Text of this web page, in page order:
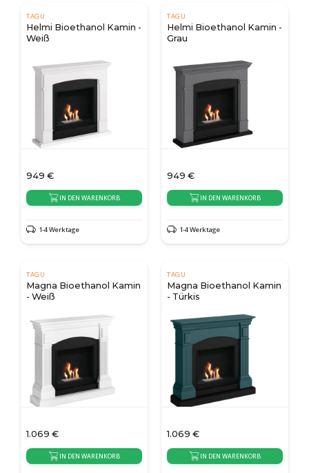
TAGU
Helmi Bioethanol Kamin -
Weiß
949 €
IN DEN WARENKORB
1-4 Werktage
TAGU
Helmi Bioethanol Kamin -
Grau
949 €
IN DEN WARENKORB
1-4 Werktage
TAGU
Magna Bioethanol Kamin
- Weiß
1.069 €
IN DEN WARENKORB
TAGU
Magna Bioethanol Kamin
- Türkis
1.069 €
IN DEN WARENKORB